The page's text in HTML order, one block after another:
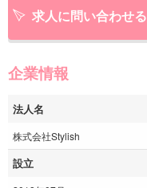
求人に問い合わせる
企業情報
法人名
株式会社Stylish
設立